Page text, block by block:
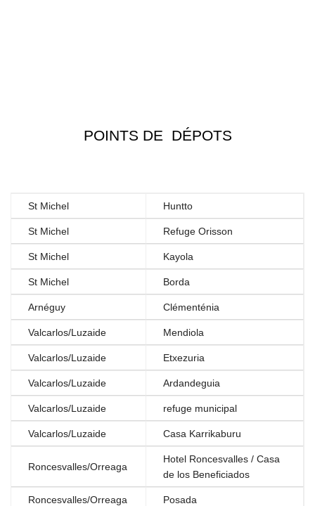
POINTS DE DÉPOTS
St Michel Huntto
St Michel Refuge Orisson
St Michel Kayola
St Michel Borda
Arnéguy Clémenténia
Valcarlos/Luzaide Mendiola
Valcarlos/Luzaide Etxezuria
Valcarlos/Luzaide Ardandeguia
Valcarlos/Luzaide refuge municipal
Valcarlos/Luzaide Casa Karrikaburu
Roncesvalles/Orreaga
Hotel Roncesvalles / Casa
de los Beneficiados
Roncesvalles/Orreaga Posada